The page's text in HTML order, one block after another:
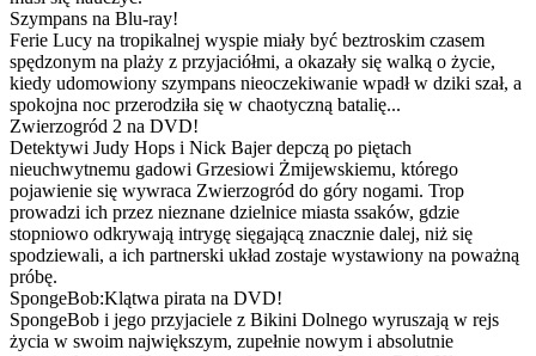
Szympans na Blu-ray!
Ferie Lucy na tropikalnej wyspie miały być beztroskim czasem
spędzonym na plaży z przyjaciółmi, a okazały się walką o życie,
kiedy udomowiony szympans nieoczekiwanie wpadł w dziki szał, a
spokojna noc przerodziła się w chaotyczną batalię...
Zwierzogród 2 na DVD!
Detektywi Judy Hops i Nick Bajer depczą po piętach
nieuchwytnemu gadowi Grzesiowi Żmijewskiemu, którego
pojawienie się wywraca Zwierzogród do góry nogami. Trop
prowadzi ich przez nieznane dzielnice miasta ssaków, gdzie
stopniowo odkrywają intrygę sięgającą znacznie dalej, niż się
spodziewali, a ich partnerski układ zostaje wystawiony na poważną
próbę.
SpongeBob:Klątwa pirata na DVD!
SpongeBob i jego przyjaciele z Bikini Dolnego wyruszają w rejs
życia w swoim największym, zupełnie nowym i absolutnie